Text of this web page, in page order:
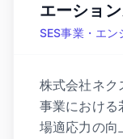
エーショ
SES事業・エン
株式会社ネク
事業における
場適応力の向